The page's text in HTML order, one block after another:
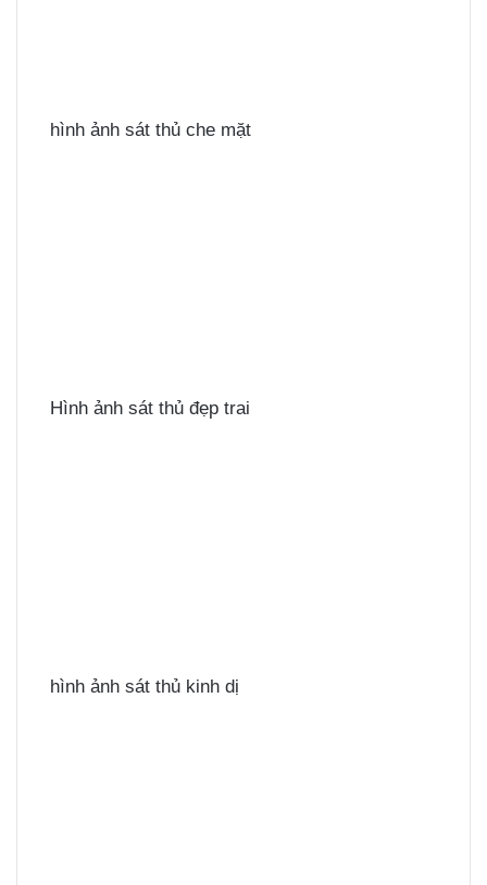
hình ảnh sát thủ che mặt
Hình ảnh sát thủ đẹp trai
hình ảnh sát thủ kinh dị